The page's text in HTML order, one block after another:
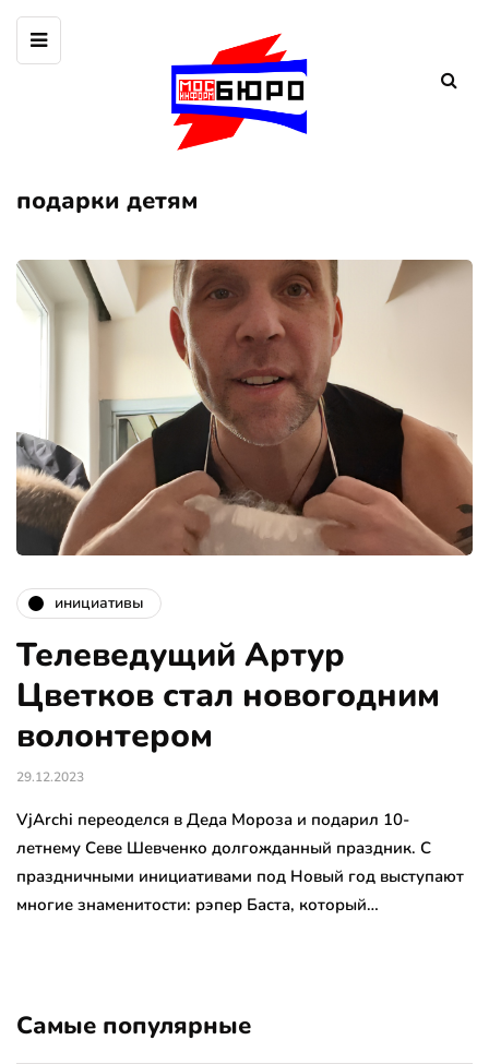
подарки детям
инициативы
Телеведущий Артур
Цветков стал новогодним
волонтером
29.12.2023
VjArchi переоделся в Деда Мороза и подарил 10-
летнему Севе Шевченко долгожданный праздник. С
праздничными инициативами под Новый год выступают
многие знаменитости: рэпер Баста, который…
Самые популярные